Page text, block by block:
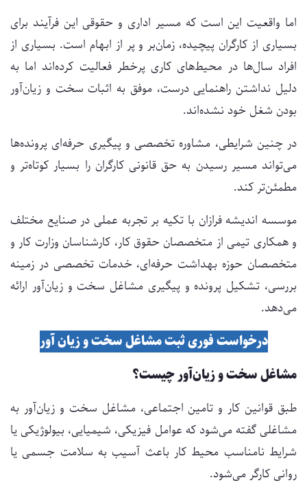
اما واقعیت این است که مسیر اداری و حقوقی این فرآیند برای
بسیاری از کارگران پیچیده، زمان‌بر و پر از ابهام است. بسیاری از
افراد سال‌ها در محیط‌های کاری پرخطر فعالیت کرده‌اند اما به
دلیل نداشتن راهنمایی درست، موفق به اثبات سخت و زیان‌آور
بودن شغل خود نشده‌اند.
در چنین شرایطی، مشاوره تخصصی و پیگیری حرفه‌ای پرونده‌ها
می‌تواند مسیر رسیدن به حق قانونی کارگران را بسیار کوتاه‌تر و
مطمئن‌تر کند.
موسسه اندیشه فرازان با تکیه بر تجربه عملی در صنایع مختلف
و همکاری تیمی از متخصصان حقوق کار، کارشناسان وزارت کار و
متخصصان حوزه بهداشت حرفه‌ای، خدمات تخصصی در زمینه
بررسی، تشکیل پرونده و پیگیری مشاغل سخت و زیان‌آور ارائه
می‌دهد.
درخواست فوری ثبت مشاغل سخت و زیان آور
مشاغل سخت و زیان‌آور چیست؟
طبق قوانین کار و تامین اجتماعی، مشاغل سخت و زیان‌آور به
مشاغلی گفته می‌شود که عوامل فیزیکی، شیمیایی، بیولوژیکی یا
شرایط نامناسب محیط کار باعث آسیب به سلامت جسمی یا
روانی کارگر می‌شود.